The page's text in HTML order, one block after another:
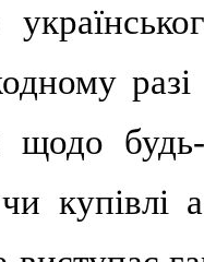
щодо
купівлі